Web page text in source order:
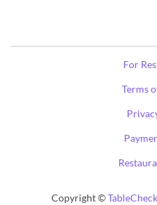
For
Terms
Copyright ©